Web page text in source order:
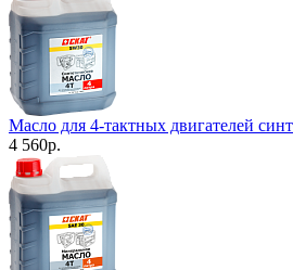
Масло для 4-тактных двигателей
4 560р.